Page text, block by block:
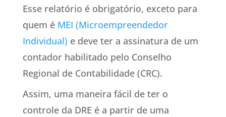
Esse relatório é obrigatório, exceto para
quem é MEI (Microempreendedor
Individual) e deve ter a assinatura de um
contador habilitado pelo Conselho
Regional de Contabilidade (CRC).
Assim, uma maneira fácil de ter o
controle da DRE é a partir de uma